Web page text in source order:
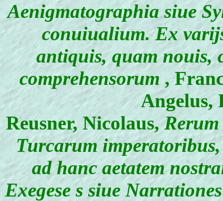
Aenigmatographia siue
conuiualium. Ex
antiquis, quam nouis,
comprehensorum,
Angelus,
Reusner, Nicolaus,Rerum
Turcarum
ad hanc aetatem
Exegese s siue